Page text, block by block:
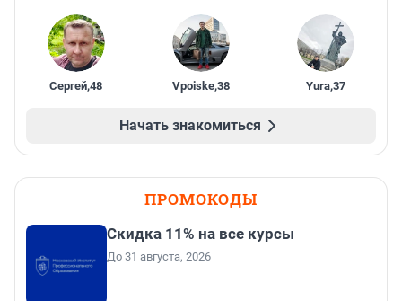
Сергей,48 Vpoiske,38 Yura,37
Начать знакомиться
ПРОМОКОДЫ
Скидка 11% на все курсы
До 31 августа, 2026